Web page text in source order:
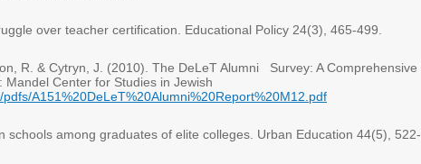
over teacher certification. Educational Policy 24(3), 465-499.
R . & Cytryn, J. (2010). The DeLeT Alumni
Survey: A
Mandel Center for Studies in Jewish
A151%20DeLeT%20Alumni%20Report%20M12.pdf
schools among graduates of elite colleges. Urban Education 44(5),